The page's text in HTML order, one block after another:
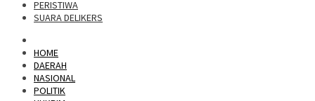
PERISTIWA
SUARA DELIKERS
HOME
DAERAH
NASIONAL
POLITIK